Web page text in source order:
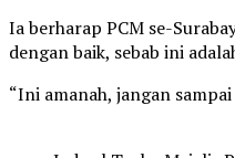
Ia berharap PCM se-
dengan baik, sebab ini
“Ini amanah, jangan